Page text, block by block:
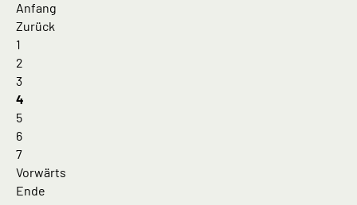
Anfang
Zurück
1
2
3
4
5
6
7
Vorwärts
Ende